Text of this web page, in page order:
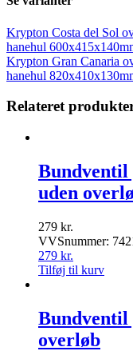
Krypton Costa del Sol
hanehul
Krypton Gran Canaria
hanehul
Relateret
Bundventil
uden
279 kr.
VVSnummer:
279 kr.
Tilføj til kurv
Bundventil
overløb